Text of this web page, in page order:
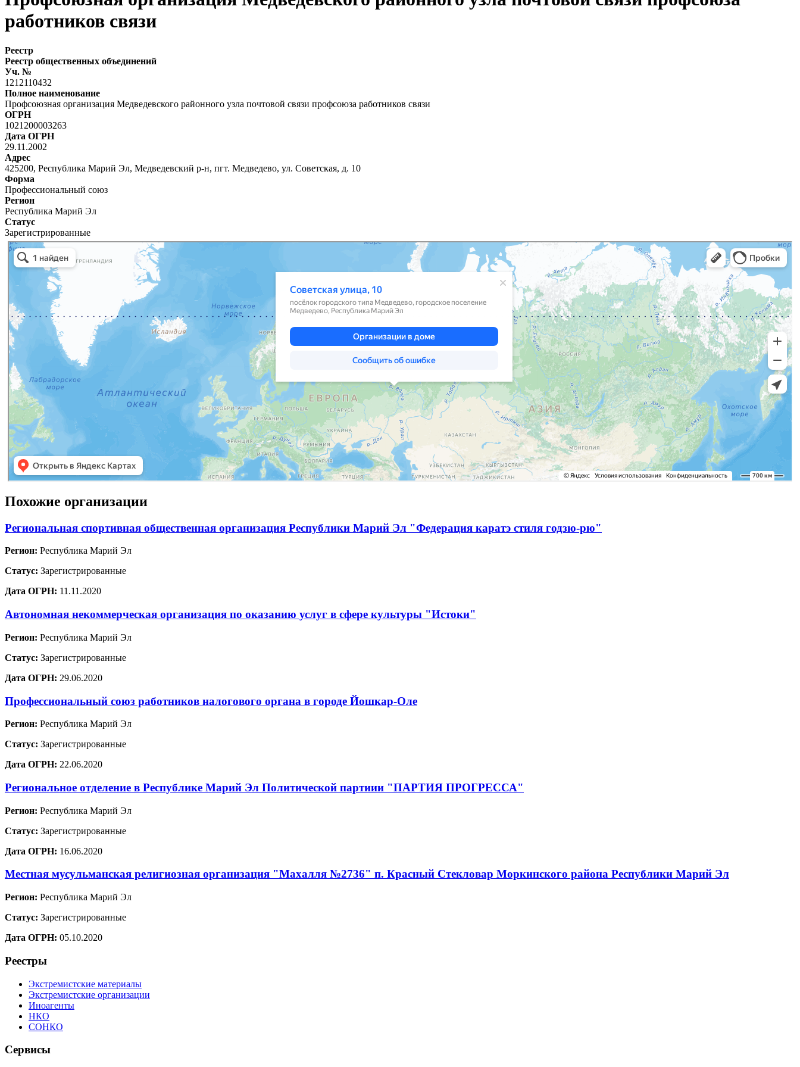
работников связи
Реестр
Реестр общественных объединений
Уч. №
1212110432
Полное наименование
Профсоюзная организация Медведевского районного узла почтовой связи профсоюза работников связи
ОГРН
1021200003263
Дата ОГРН
29.11.2002
Адрес
425200, Республика Марий Эл, Медведевский р-н, пгт. Медведево, ул. Советская, д. 10
Форма
Профессиональный союз
Регион
Республика Марий Эл
Статус
Зарегистрированные
Похожие организации
Региональная спортивная общественная организация Республики Марий Эл "Федерация каратэ стиля годзю-рю"
Регион: Республика Марий Эл
Статус: Зарегистрированные
Дата ОГРН: 11.11.2020
Автономная некоммерческая организация по оказанию услуг в сфере культуры "Истоки"
Регион: Республика Марий Эл
Статус: Зарегистрированные
Дата ОГРН: 29.06.2020
Профессиональный союз работников налогового органа в городе Йошкар-Оле
Регион: Республика Марий Эл
Статус: Зарегистрированные
Дата ОГРН: 22.06.2020
Региональное отделение в Республике Марий Эл Политической партиии "ПАРТИЯ ПРОГРЕССА"
Регион: Республика Марий Эл
Статус: Зарегистрированные
Дата ОГРН: 16.06.2020
Местная мусульманская религиозная организация "Махалля №2736" п. Красный Стекловар Моркинского района Республики Марий Эл
Регион: Республика Марий Эл
Статус: Зарегистрированные
Дата ОГРН: 05.10.2020
Реестры
Экстремистские материалы
Экстремистские организации
Иноагенты
НКО
СОНКО
Сервисы